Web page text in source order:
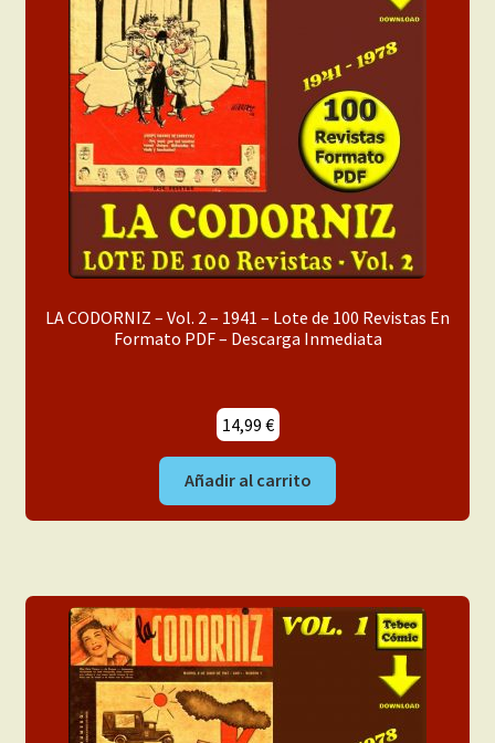
LA CODORNIZ – Vol. 2 – 1941 – Lote de 100 Revistas En
Formato PDF – Descarga Inmediata
14,99 €
Añadir al carrito